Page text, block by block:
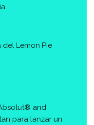
del Lemon Pie
and
para lanzar un